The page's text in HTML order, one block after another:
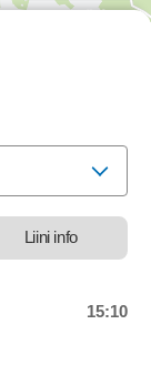
Liini info
Departure
15:10